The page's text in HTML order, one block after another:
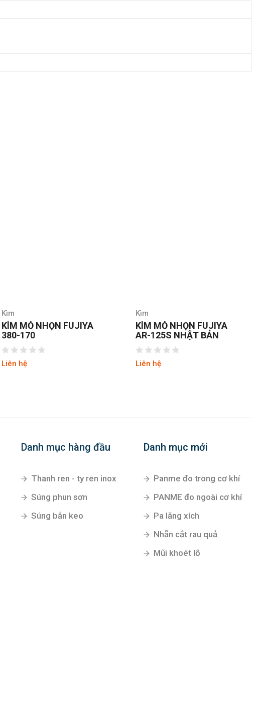
Kìm
KÌM MỎ NHỌN FUJIYA
AR-125S NHẬT BẢN
Liên hệ
Kìm
Kìm mũi nhọn 150mm
Keiba HE-D05
Liên hệ
Danh mục hàng đầu
Thanh ren - ty ren inox
Súng phun sơn
Súng bắn keo
Danh mục mới
Panme đo trong cơ khí
PANME đo ngoài cơ khí
Pa lăng xích
Nhẵn cắt rau quả
Mũi khoét lỗ